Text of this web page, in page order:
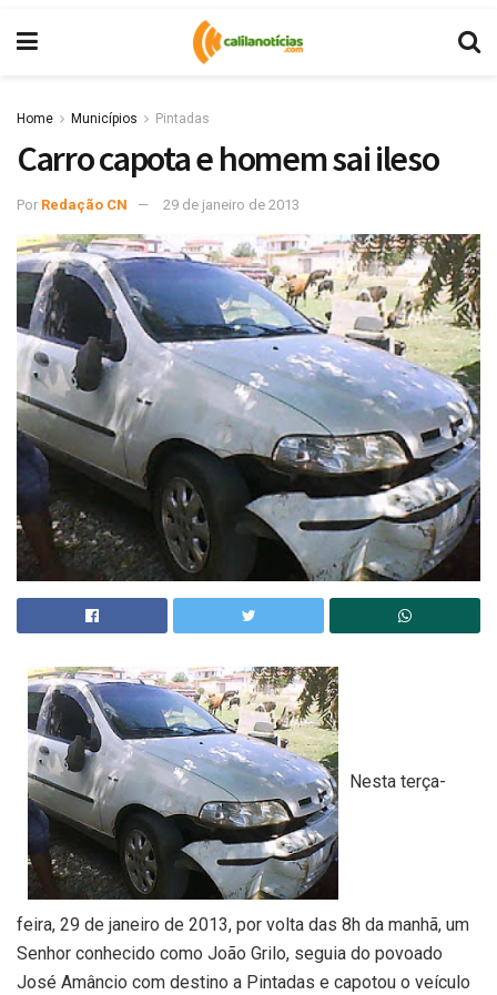
Home Municípios Pintadas
Carro capota e homem sai ileso
Por Redação CN 29 de janeiro de 2013
Nesta terça-
feira, 29 de janeiro de 2013, por volta das 8h da manhã, um
Senhor conhecido como João Grilo, seguia do povoado
José Amâncio com destino a Pintadas e capotou o veículo